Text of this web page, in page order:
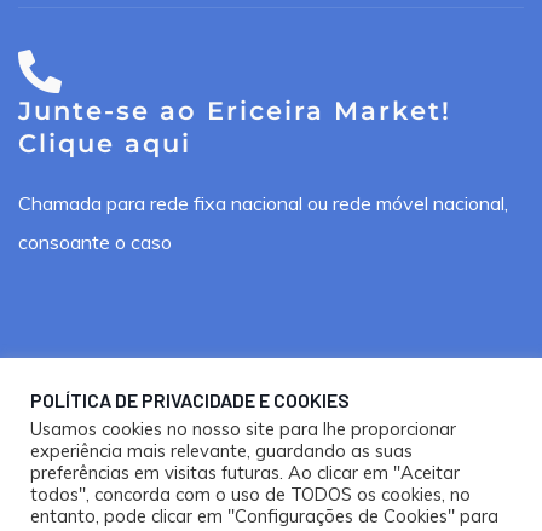
Junte-se ao Ericeira Market!
Clique aqui
Chamada para rede fixa nacional ou rede móvel nacional,
consoante o caso
Ericeira Market ®. Todos os direitos reservados.
Design porHappy BizzeNooma Studios
Política de Privacidade e Cookies
POLÍTICA DE PRIVACIDADE E COOKIES
Usamos cookies no nosso site para lhe proporcionar
experiência mais relevante, guardando as suas
preferências em visitas futuras. Ao clicar em "Aceitar
todos", concorda com o uso de TODOS os cookies, no
entanto, pode clicar em "Configurações de Cookies" para